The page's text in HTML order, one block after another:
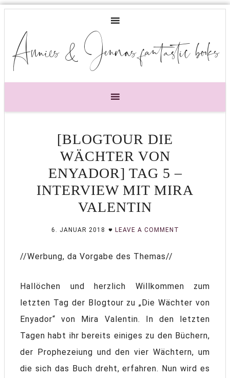
Annies & Jennas fantastic books
[BLOGTOUR DIE
WÄCHTER VON
ENYADOR] TAG 5 –
INTERVIEW MIT MIRA
VALENTIN
6. JANUAR 2018 LEAVE A COMMENT
//Werbung, da Vorgabe des Themas//
Hallöchen und herzlich Willkommen zum
letzten Tag der Blogtour zu „Die Wächter von
Enyador“ von Mira Valentin. In den letzten
Tagen habt ihr bereits einiges zu den Büchern,
der Prophezeiung und den vier Wächtern, um
die sich das Buch dreht, erfahren. Nun wird es